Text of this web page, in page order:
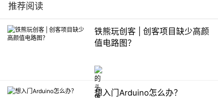
推荐阅读
铁熊玩创客 | 创客项目缺少高颜
值电路图？
想入门Arduino怎么办？